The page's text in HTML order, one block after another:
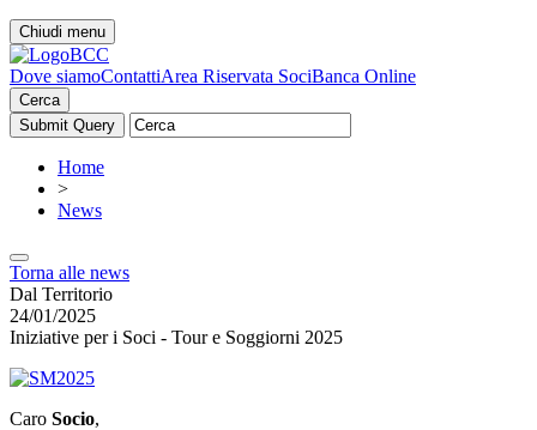
Chiudi menu
Dove siamoContattiArea Riservata SociBanca Online
Cerca
Home
>
News
Torna alle news
Dal Territorio
24/01/2025
Iniziative per i Soci - Tour e Soggiorni 2025
Caro Socio,